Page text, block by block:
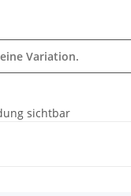
Variation.
sichtbar